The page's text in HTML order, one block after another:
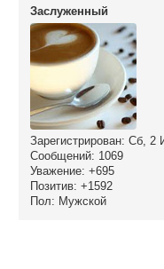
Заслуженный
Зарегистрирован: Сб, 2
Сообщений: 1069
Уважение: +695
Позитив: +1592
Пол: Мужской